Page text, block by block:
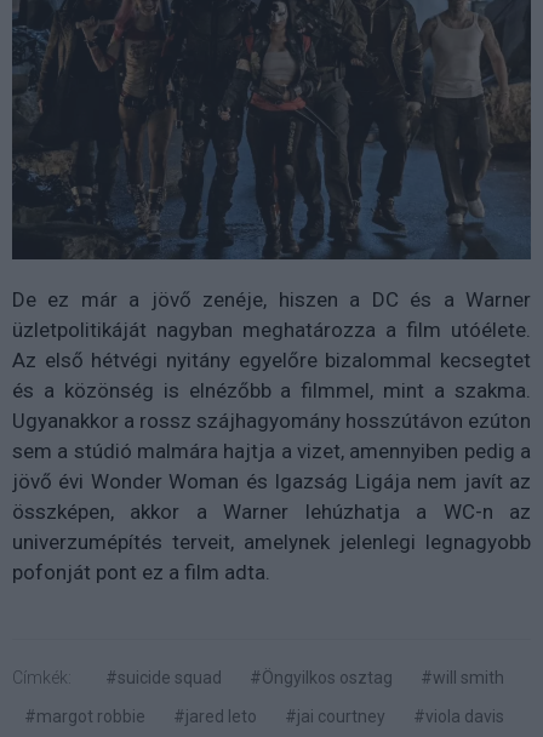
De ez már a jövő zenéje, hiszen a DC és a Warner
üzletpolitikáját nagyban meghatározza a film utóélete.
Az első hétvégi nyitány egyelőre bizalommal kecsegtet
és a közönség is elnézőbb a filmmel, mint a szakma.
Ugyanakkor a rossz szájhagyomány hosszútávon ezúton
sem a stúdió malmára hajtja a vizet, amennyiben pedig a
jövő évi Wonder Woman és Igazság Ligája nem javít az
összképen, akkor a Warner lehúzhatja a WC-n az
univerzumépítés terveit, amelynek jelenlegi legnagyobb
pofonját pont ez a film adta.
Címkék: #suicide squad #Öngyilkos osztag
#will smith
#margot robbie
#jared leto #jai courtney
#viola davis